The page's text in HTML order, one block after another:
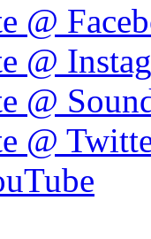
@
@
@
@